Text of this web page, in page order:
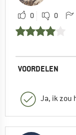
0 0
VOORDELEN
Ja, ik zou